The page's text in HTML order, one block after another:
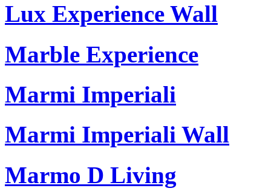
Lux Experience Wall
Marble Experience
Marmi Imperiali
Marmi Imperiali Wall
Marmo D Living